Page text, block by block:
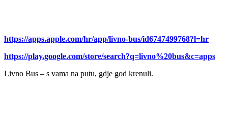
https://apps.apple.com/hr/app/livno-bus/id6747499768?l=hr
https://play.google.com/store/search?q=livno%20bus&c=apps
Livno Bus – s vama na putu, gdje god krenuli.